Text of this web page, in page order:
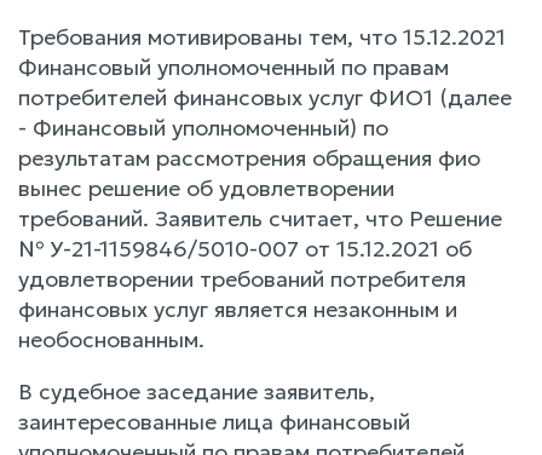
Требования мотивированы тем, что 15.12.2021
Финансовый уполномоченный по правам
потребителей финансовых услуг ФИО1 (далее
- Финансовый уполномоченный) по
результатам рассмотрения обращения фио
вынес решение об удовлетворении
требований. Заявитель считает, что Решение
№ У-21-1159846/5010-007 от 15.12.2021 об
удовлетворении требований потребителя
финансовых услуг является незаконным и
необоснованным.
В судебное заседание заявитель,
заинтересованные лица финансовый